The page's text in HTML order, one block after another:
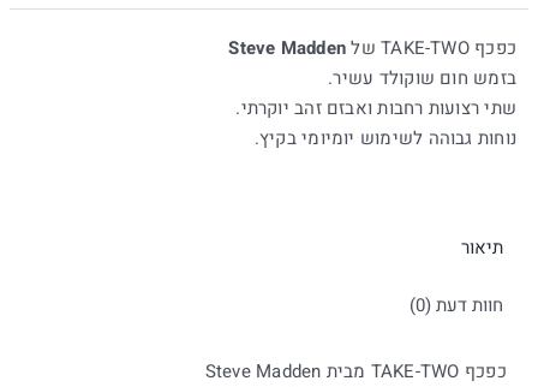
זמש
|
מאדן
כפכף TAKE-TWO של
Steve Madden
בזמש חום שוקולד עשיר.
שתי רצועות רחבות ואבזם זהב יוקרתי.
נוחות גבוהה לשימוש יומיומי בקיץ.
תיאור
חוות דעת (0)
כפכף TAKE-TWO מבית Steve Madden